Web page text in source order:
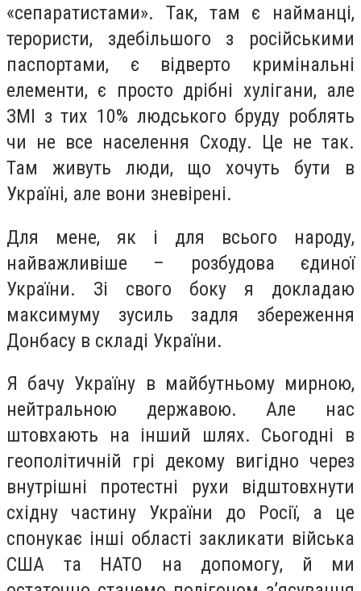
«сепаратистами». Так, там є найманці,
терористи, здебільшого з російськими
паспортами, є відверто кримінальні
елементи, є просто дрібні хулігани, але
ЗМІ з тих 10% людського бруду роблять
чи не все населення Сходу. Це не так.
Там живуть люди, що хочуть бути в
Україні, але вони зневірені.
Для мене, як і для всього народу,
найважливіше – розбудова єдиної
України. Зі свого боку я докладаю
максимуму зусиль задля збереження
Донбасу в складі України.
Я бачу Україну в майбутньому мирною,
нейтральною державою. Але нас
штовхають на інший шлях. Сьогодні в
геополітичній грі декому вигідно через
внутрішні протестні рухи відштовхнути
східну частину України до Росії, а це
спонукає інші області закликати війська
США та НАТО на допомогу, й ми